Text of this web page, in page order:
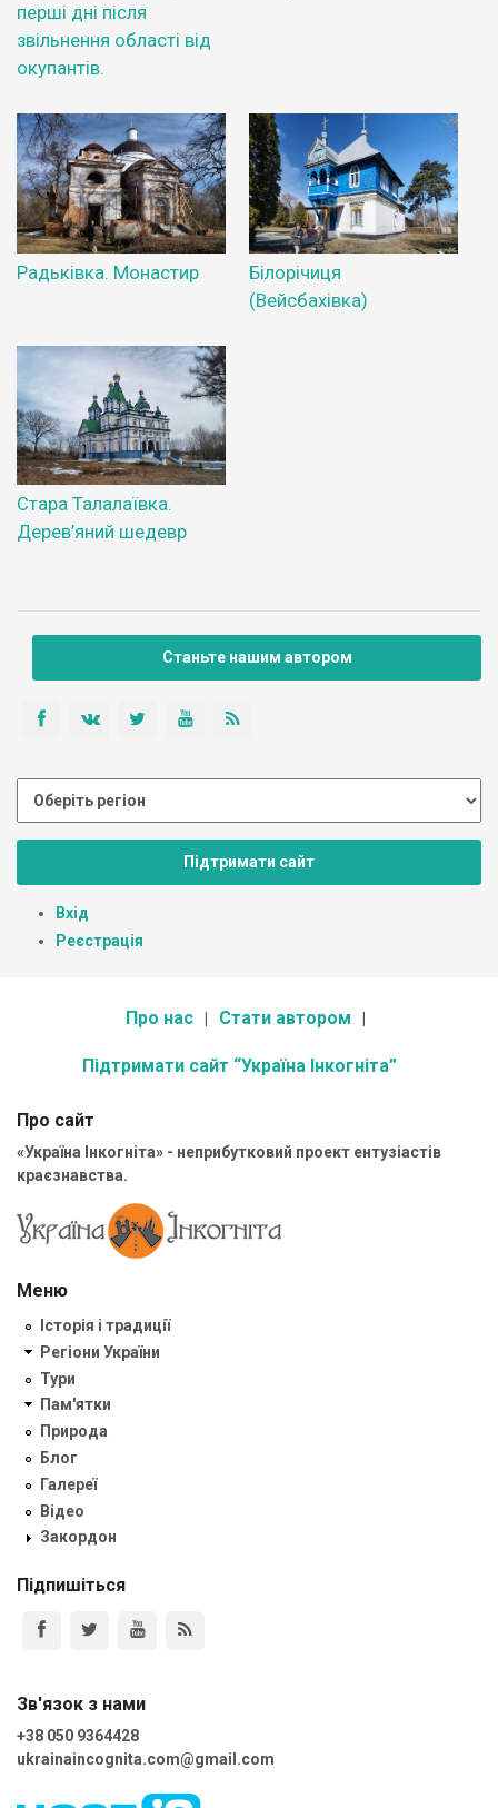
перші дні після
звільнення області від
окупантів.
Радьківка. Монастир
Білорічиця
(Вейсбахівка)
Стара Талалаївка.
Дерев’яний шедевр
Станьте нашим автором
Підтримати сайт
Вхід
Реєстрація
Про нас Стати автором
Підтримати сайт “Україна Інкогніта”
Про сайт
«Україна Інкогніта» - неприбутковий проект ентузіастів
краєзнавства.
Меню
Історія і традиції
Регіони України
Тури
Пам'ятки
Природа
Блог
Галереї
Відео
Закордон
Підпишіться
Зв'язок з нами
+38 050 9364428
ukrainaincognita.com@gmail.com